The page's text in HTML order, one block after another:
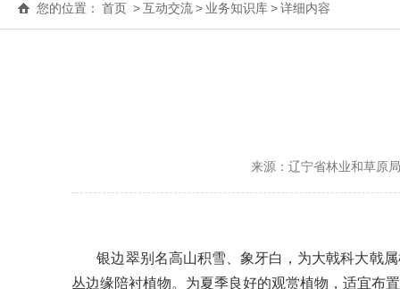
您的位置： 首页 >互动交流> 业务知识库>详细内容
来源：辽宁省林业和草原
银边翠别名高山积雪、象牙白，为大戟科大戟
丛边缘陪衬植物。为夏季良好的观赏植物，适宜布